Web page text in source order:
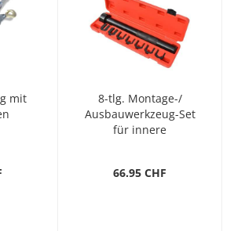
mit
8-tlg. Montage-/
Ausbauwerkzeug-Set
für innere
66.95 CHF